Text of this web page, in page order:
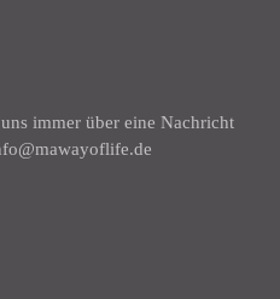
immer über eine Nachricht